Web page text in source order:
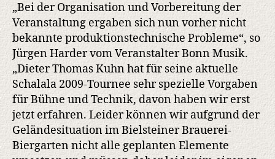
„Bei der Organisation und Vorbereitung der
Veranstaltung ergaben sich nun vorher nicht
bekannte produktionstechnische Probleme“, so
Jürgen Harder vom Veranstalter Bonn Musik.
„Dieter Thomas Kuhn hat für seine aktuelle
Schalala 2009-Tournee sehr spezielle Vorgaben
für Bühne und Technik, davon haben wir erst
jetzt erfahren. Leider können wir aufgrund der
Geländesituation im Bielsteiner Brauerei-
Biergarten nicht alle geplanten Elemente